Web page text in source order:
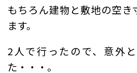
もちろん建物と敷地の空き
ます。
2人で行ったので、意外
た・・・。